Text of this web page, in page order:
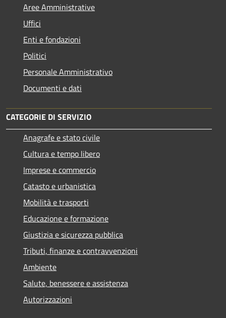
Aree Amministrative
Uffici
Enti e fondazioni
Politici
Personale Amministrativo
Documenti e dati
CATEGORIE DI SERVIZIO
Anagrafe e stato civile
Cultura e tempo libero
Imprese e commercio
Catasto e urbanistica
Mobilità e trasporti
Educazione e formazione
Giustizia e sicurezza pubblica
Tributi, finanze e contravvenzioni
Ambiente
Salute, benessere e assistenza
Autorizzazioni